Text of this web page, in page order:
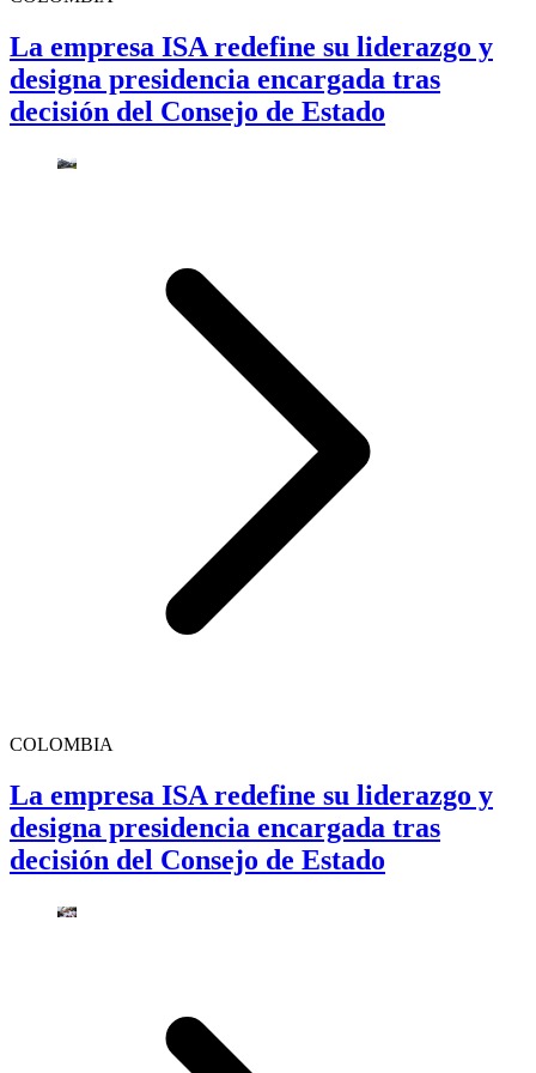
La empresa ISA redefine su liderazgo y
designa presidencia encargada tras
decisión del Consejo de Estado
COLOMBIA
La empresa ISA redefine su liderazgo y
designa presidencia encargada tras
decisión del Consejo de Estado